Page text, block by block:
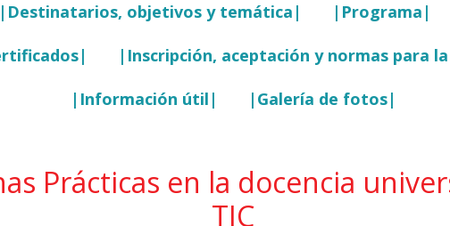
|Destinatarios, objetivos y temática| |Programa|
|Inscripción, aceptación y normas para
|Información útil| |Galería de fotos|
Prácticas en la docencia
TIC